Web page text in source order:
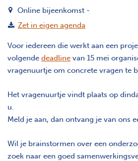
Online bijeenkomst -
Zet in eigen agenda
Voor iedereen die werkt aan een
volgende deadline van 15 mei
vragenuurtje om concrete vragen te
Het vragenuurtje vindt plaats op
u.
Meld je aan, dan ontvang je van ons
Wil je brainstormen over een
zoek naar een goed